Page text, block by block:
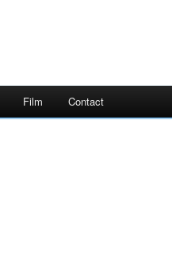
Film Contact